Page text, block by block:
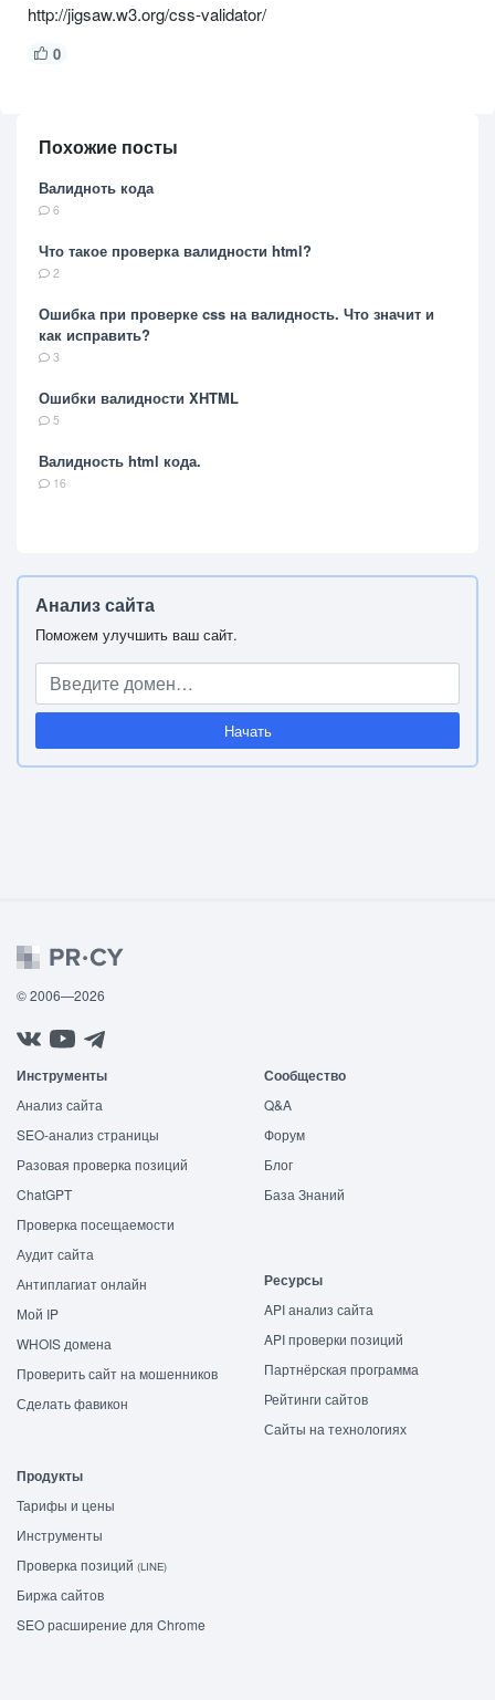
http://jigsaw.w3.org/css-validator/
0
Похожие посты
Валидноть кода
6
Что такое проверка валидности html?
2
Ошибка при проверке css на валидность. Что значит и
как исправить?
3
Ошибки валидности XHTML
5
Валидность html кода.
16
Анализ сайта
Поможем улучшить ваш сайт.
Начать
© 2006—2026
Инструменты
Анализ сайта
SEO-анализ страницы
Разовая проверка позиций
ChatGPT
Проверка посещаемости
Аудит сайта
Антиплагиат онлайн
Мой IP
WHOIS домена
Проверить сайт на мошенников
Сделать фавикон
Сообщество
Q&A
Форум
Блог
База Знаний
Ресурсы
API анализ сайта
API проверки позиций
Партнёрская программа
Рейтинги сайтов
Сайты на технологиях
Продукты
Тарифы и цены
Инструменты
Проверка позиций (LINE)
Биржа сайтов
SEO расширение для Chrome